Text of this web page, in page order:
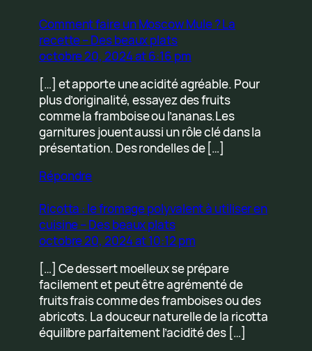
Comment faire un Moscow Mule ? La
recette – Des beaux plats
octobre 20, 2024 at 6:16 pm
[…] et apporte une acidité agréable. Pour
plus d’originalité, essayez des fruits
comme la framboise ou l’ananas.Les
garnitures jouent aussi un rôle clé dans la
présentation. Des rondelles de […]
Répondre
Ricotta : le fromage polyvalent à utiliser en
cuisine – Des beaux plats
octobre 20, 2024 at 10:12 pm
[…] Ce dessert moelleux se prépare
facilement et peut être agrémenté de
fruits frais comme des framboises ou des
abricots. La douceur naturelle de la ricotta
équilibre parfaitement l’acidité des […]